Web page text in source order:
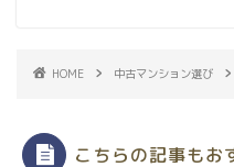
HOME 中古マンション選び
こちらの記事もお